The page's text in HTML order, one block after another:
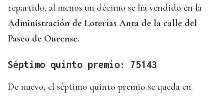
repartido, al menos un décimo se ha vendido en la
Administración de Loterías Anta de la calle del
Paseo de Ourense.
Séptimo quinto premio: 75143
De nuevo, el séptimo quinto premio se queda en